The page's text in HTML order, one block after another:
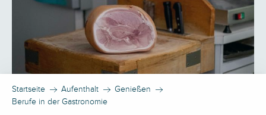
Startseite Aufenthalt
Genießen
Berufe in der Gastronomie